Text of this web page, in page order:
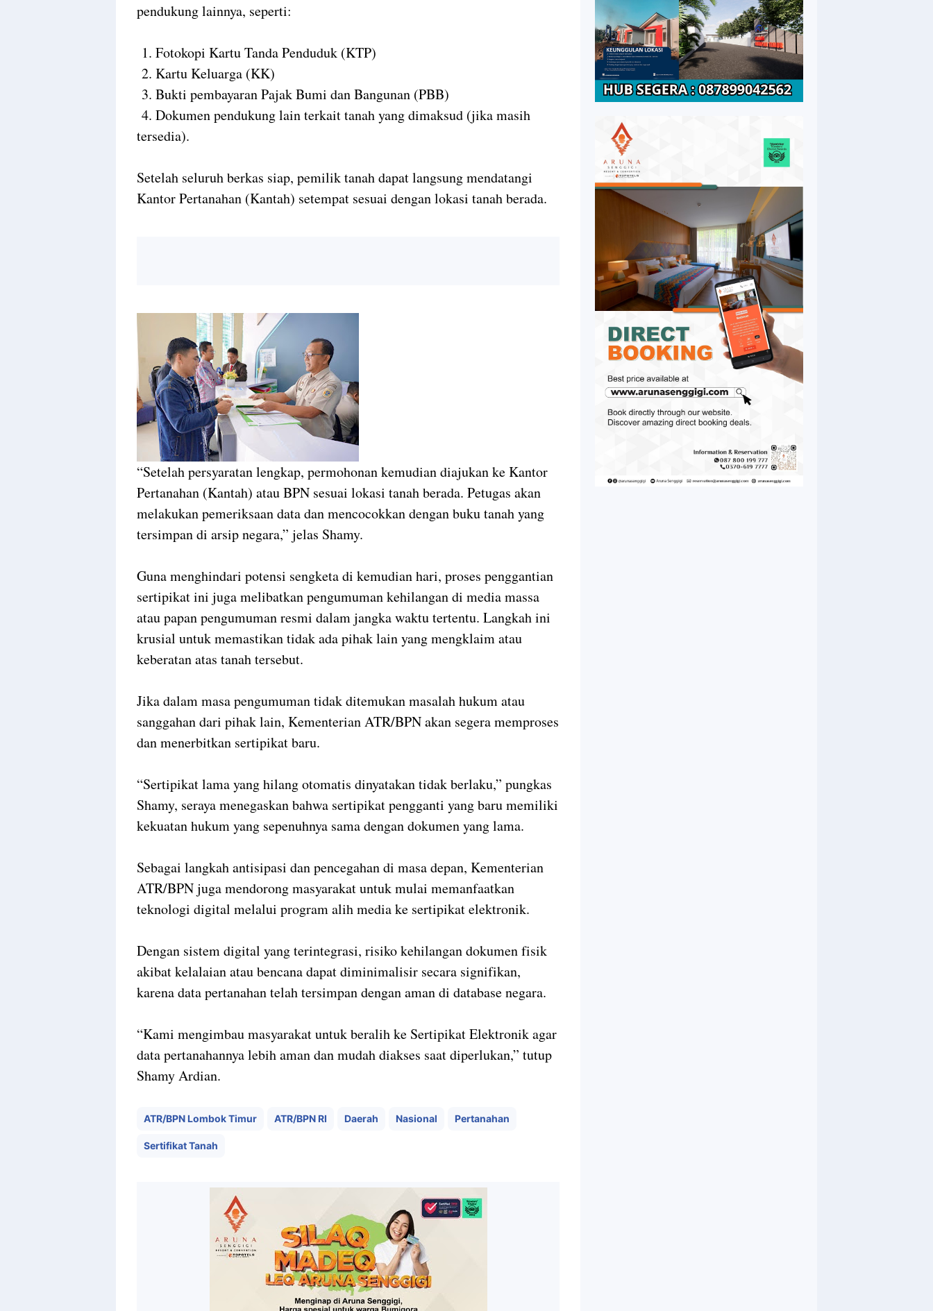
pendukung lainnya, seperti:
1. Fotokopi Kartu Tanda Penduduk (KTP)
2. Kartu Keluarga (KK)
3. Bukti pembayaran Pajak Bumi dan Bangunan (PBB)
4. Dokumen pendukung lain terkait tanah yang dimaksud (jika masih
tersedia).
Setelah seluruh berkas siap, pemilik tanah dapat langsung mendatangi
Kantor Pertanahan (Kantah) setempat sesuai dengan lokasi tanah berada.
“Setelah persyaratan lengkap, permohonan kemudian diajukan ke Kantor
Pertanahan (Kantah) atau BPN sesuai lokasi tanah berada. Petugas akan
melakukan pemeriksaan data dan mencocokkan dengan buku tanah yang
tersimpan di arsip negara,” jelas Shamy.
Guna menghindari potensi sengketa di kemudian hari, proses penggantian
sertipikat ini juga melibatkan pengumuman kehilangan di media massa
atau papan pengumuman resmi dalam jangka waktu tertentu. Langkah ini
krusial untuk memastikan tidak ada pihak lain yang mengklaim atau
keberatan atas tanah tersebut.
Jika dalam masa pengumuman tidak ditemukan masalah hukum atau
sanggahan dari pihak lain, Kementerian ATR/BPN akan segera memproses
dan menerbitkan sertipikat baru.
“Sertipikat lama yang hilang otomatis dinyatakan tidak berlaku,” pungkas
Shamy, seraya menegaskan bahwa sertipikat pengganti yang baru memiliki
kekuatan hukum yang sepenuhnya sama dengan dokumen yang lama.
Sebagai langkah antisipasi dan pencegahan di masa depan, Kementerian
ATR/BPN juga mendorong masyarakat untuk mulai memanfaatkan
teknologi digital melalui program alih media ke sertipikat elektronik.
Dengan sistem digital yang terintegrasi, risiko kehilangan dokumen fisik
akibat kelalaian atau bencana dapat diminimalisir secara signifikan,
karena data pertanahan telah tersimpan dengan aman di database negara.
“Kami mengimbau masyarakat untuk beralih ke Sertipikat Elektronik agar
data pertanahannya lebih aman dan mudah diakses saat diperlukan,” tutup
Shamy Ardian.
ATR/BPN Lombok Timur ATR/BPN RI Daerah Nasional Pertanahan
Sertifikat Tanah